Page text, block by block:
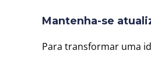
Mantenha-se
Para transformar uma